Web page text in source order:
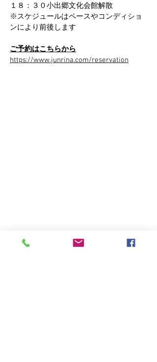
１８：３０小出郷文化会館解散
※スケジュールはペースやコンディショ
ンにより前後します
ご予約はこちらから
https://www.junrina.com/reservation